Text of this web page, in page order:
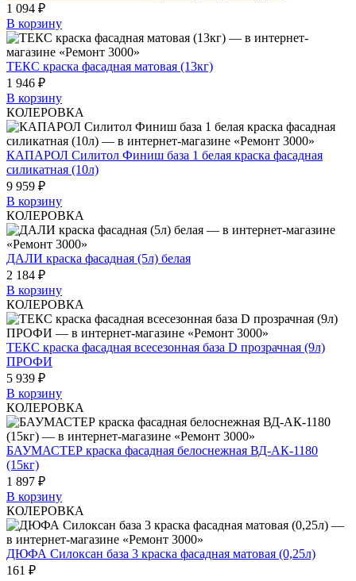
1 094 ₽
В корзину
ТЕКС краска фасадная матовая (13кг)
1 946 ₽
В корзину
КОЛЕРОВКА
КАПАРОЛ Силитол Финиш база 1 белая краска фасадная
силикатная (10л)
9 959 ₽
В корзину
КОЛЕРОВКА
ДАЛИ краска фасадная (5л) белая
2 184 ₽
В корзину
КОЛЕРОВКА
ТЕКС краска фасадная всесезонная база D прозрачная (9л)
ПРОФИ
5 939 ₽
В корзину
КОЛЕРОВКА
БАУМАСТЕР краска фасадная белоснежная ВД-АК-1180
(15кг)
1 897 ₽
В корзину
КОЛЕРОВКА
ДЮФА Силоксан база 3 краска фасадная матовая (0,25л)
161 ₽